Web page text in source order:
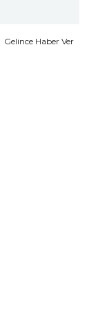
Gelince Haber Ver